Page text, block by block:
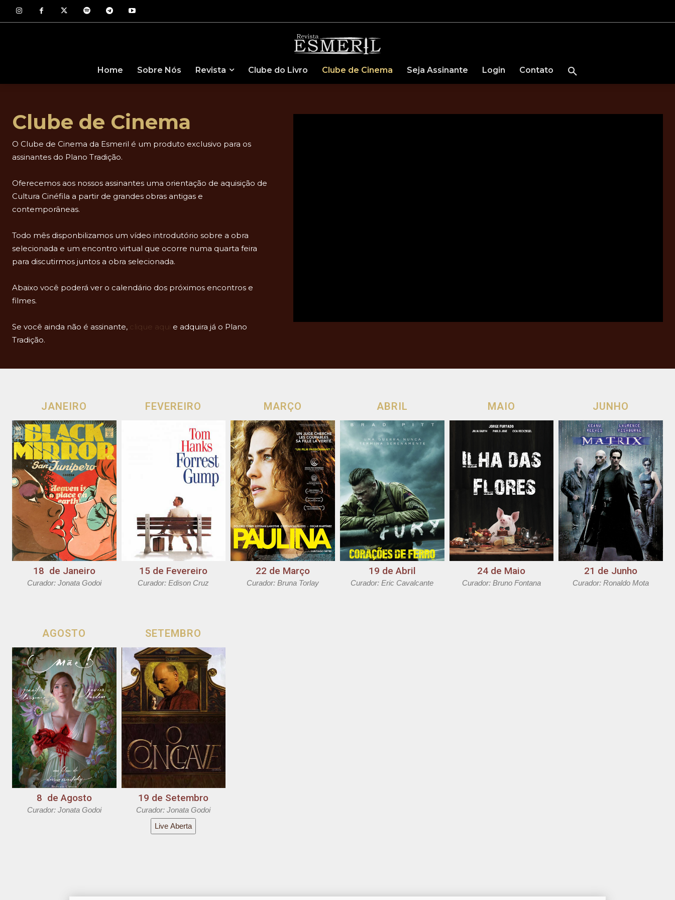
Home Sobre Nós Revista Clube do Livro Clube de Cinema Seja Assinante Login Contato
Clube de Cinema
O Clube de Cinema da Esmeril é um produto exclusivo para os
assinantes do Plano Tradição.
Oferecemos aos nossos assinantes uma orientação de aquisição de
Cultura Cinéfila a partir de grandes obras antigas e
contemporâneas.
Todo mês disponbilizamos um vídeo introdutório sobre a obra
selecionada e um encontro virtual que ocorre numa quarta feira
para discutirmos juntos a obra selecionada.
Abaixo você poderá ver o calendário dos próximos encontros e
filmes.
Se você ainda não é assinante, clique aqui e adquira já o Plano
Tradição.
JANEIRO
18 de Janeiro
Curador: Jonata Godoi
FEVEREIRO
15 de Fevereiro
Curador: Edison Cruz
MARÇO
22 de Março
Curador: Bruna Torlay
ABRIL
19 de Abril
Curador: Eric Cavalcante
MAIO
24 de Maio
Curador: Bruno Fontana
JUNHO
21 de Junho
Curador: Ronaldo Mota
AGOSTO
8 de Agosto
Curador: Jonata Godoi
SETEMBRO
19 de Setembro
Curador: Jonata Godoi
Live Aberta